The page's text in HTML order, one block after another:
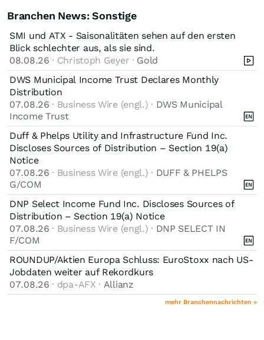
Branchen News: Sonstige
SMI und ATX - Saisonalitäten sehen auf den ersten
Blick schlechter aus, als sie sind.
08.08.26 · Christoph Geyer · Gold
DWS Municipal Income Trust Declares Monthly
Distribution
07.08.26 · Business Wire (engl.) · DWS Municipal
Income Trust
Duff & Phelps Utility and Infrastructure Fund Inc.
Discloses Sources of Distribution – Section 19(a)
Notice
07.08.26 · Business Wire (engl.) · DUFF & PHELPS
G/COM
DNP Select Income Fund Inc. Discloses Sources of
Distribution – Section 19(a) Notice
07.08.26 · Business Wire (engl.) · DNP SELECT IN
F/COM
ROUNDUP/Aktien Europa Schluss: EuroStoxx nach US-
Jobdaten weiter auf Rekordkurs
07.08.26 · dpa-AFX · Allianz
mehr Branchennachrichten »